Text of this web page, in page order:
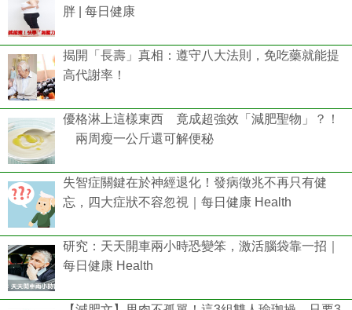
胖 | 每日健康
揭開「長壽」真相：遵守八大法則，免吃藥就能提
高代謝率！
優格淋上這樣東西 竟成超強效「減肥聖物」？！
兩周瘦一公斤還可解便秘
失智症關鍵在於神經退化！發病徵兆不再只有健
忘，四大症狀不容忽視｜每日健康 Health
研究：天天開車兩小時恐變笨，激活腦袋靠一招｜
每日健康 Health